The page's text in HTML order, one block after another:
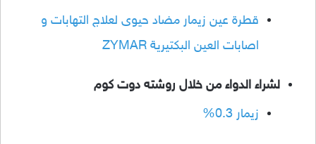
قطرة عين زيمار مضاد حيوى لعلاج التهابات و
اصابات العين البكتيرية ZYMAR
لشراء الدواء من خلال روشته دوت كوم
زيمار 0.3%